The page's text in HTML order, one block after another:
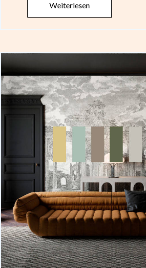
Weiterlesen